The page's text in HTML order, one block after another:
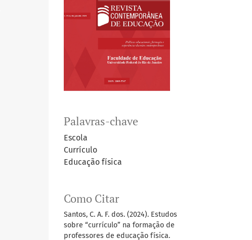
Palavras-chave
Escola
Currículo
Educação física
Como Citar
Santos, C. A. F. dos. (2024). Estudos
sobre “currículo” na formação de
professores de educação física.